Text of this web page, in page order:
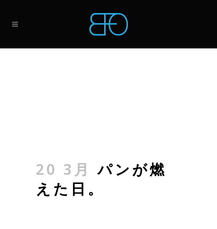
20 3月 パンが燃
えた日。